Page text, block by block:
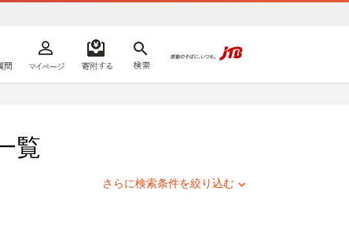
方へ
覧
さらに検索条件を絞り込む